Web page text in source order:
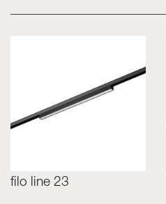
filo line 23